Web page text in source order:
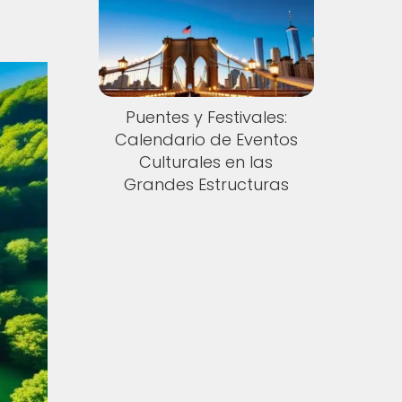
Puentes y Festivales:
Calendario de Eventos
Culturales en las
Grandes Estructuras